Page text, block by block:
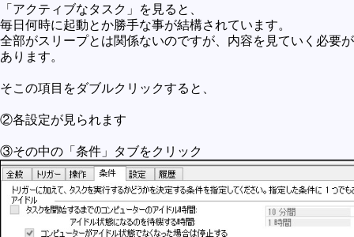
「アクティブなタスク」を見ると、
毎日何時に起動とか勝手な事が結構されています。
全部がスリープとは関係ないのですが、内容を見ていく必要が
あります。
そこの項目をダブルクリックすると、
②各設定が見られます
③その中の「条件」タブをクリック